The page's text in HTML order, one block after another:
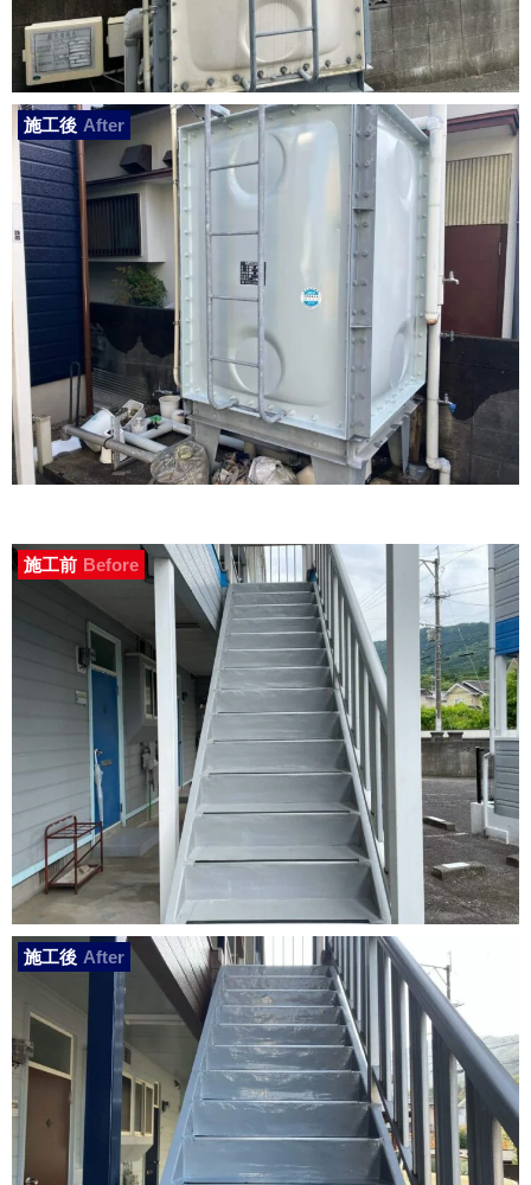
施工後 After
施工前 Before
施工後 After